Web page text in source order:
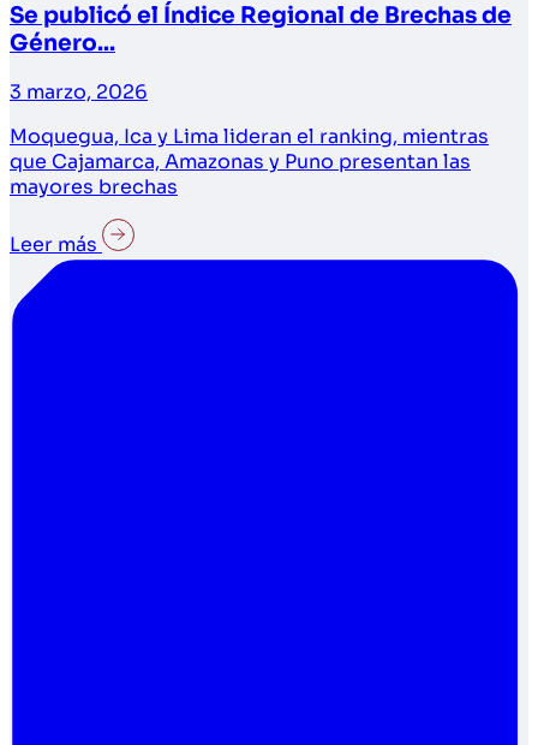
Se publicó el Índice Regional de Brechas de
Género...
3 marzo, 2026
Moquegua, Ica y Lima lideran el ranking, mientras
que Cajamarca, Amazonas y Puno presentan las
mayores brechas
Leer más